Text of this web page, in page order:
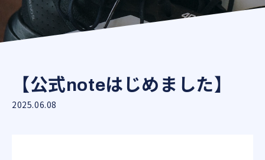
【公式noteはじめました】
2025.06.08